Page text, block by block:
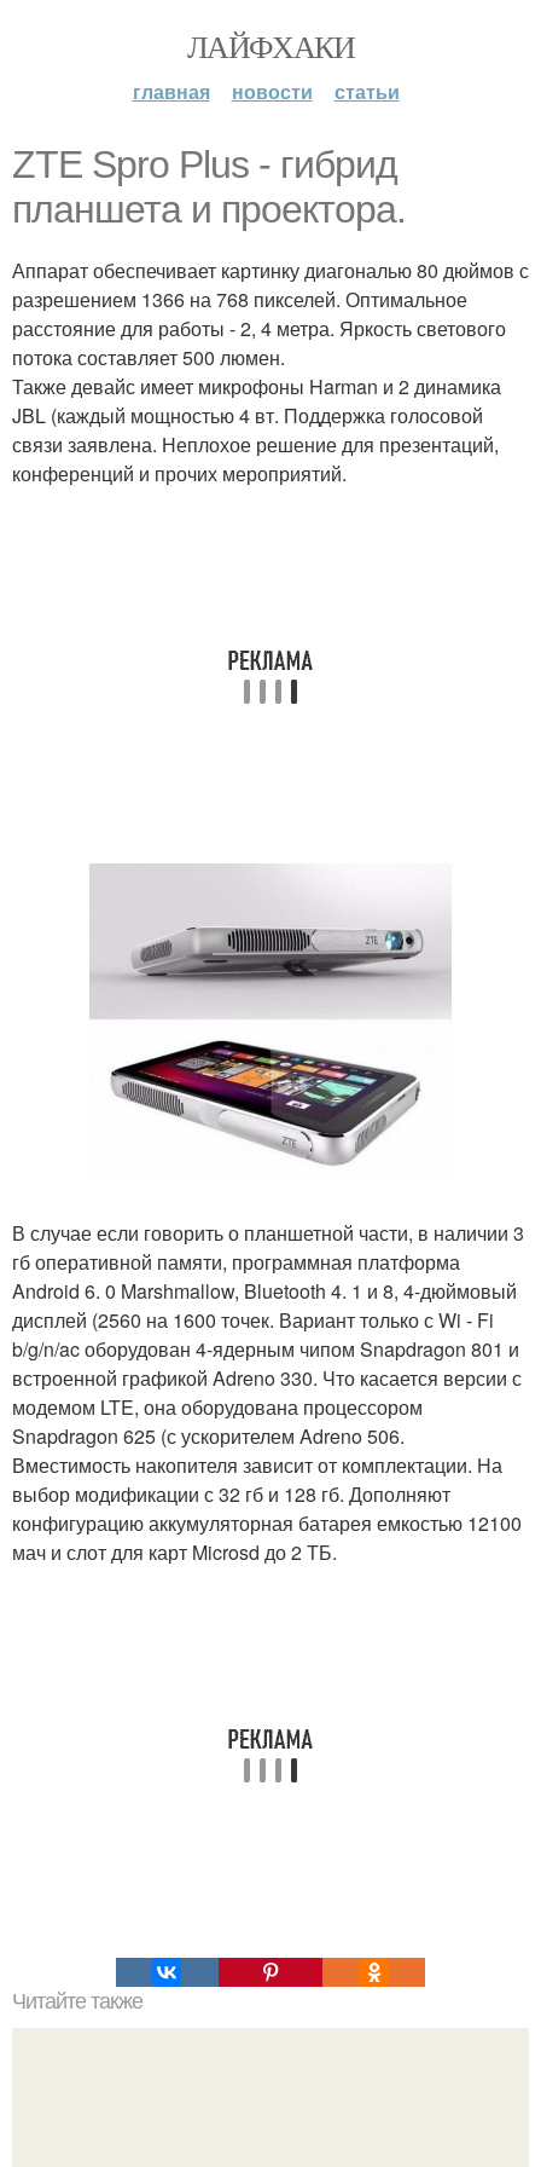
ЛАЙФХАКИ
главная новости статьи
ZTE Spro Plus - гибрид
планшета и проектора.
Аппарат обеспечивает картинку диагональю 80 дюймов с
разрешением 1366 на 768 пикселей. Оптимальное
расстояние для работы - 2, 4 метра. Яркость светового
потока составляет 500 люмен.
Также девайс имеет микрофоны Harman и 2 динамика
JBL (каждый мощностью 4 вт. Поддержка голосовой
связи заявлена. Неплохое решение для презентаций,
конференций и прочих мероприятий.
В случае если говорить о планшетной части, в наличии 3
гб оперативной памяти, программная платформа
Android 6. 0 Marshmallow, Bluetooth 4. 1 и 8, 4-дюймовый
дисплей (2560 на 1600 точек. Вариант только с Wi - Fi
b/g/n/ac оборудован 4-ядерным чипом Snapdragon 801 и
встроенной графикой Adreno 330. Что касается версии с
модемом LTE, она оборудована процессором
Snapdragon 625 (с ускорителем Adreno 506.
Вместимость накопителя зависит от комплектации. На
выбор модификации с 32 гб и 128 гб. Дополняют
конфигурацию аккумуляторная батарея емкостью 12100
мач и слот для карт Microsd до 2 ТБ.
Читайте также